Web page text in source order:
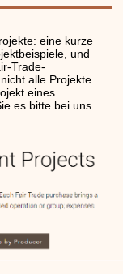
eine kurze
und
Trade-
alle Projekte
eines
es bitte bei uns